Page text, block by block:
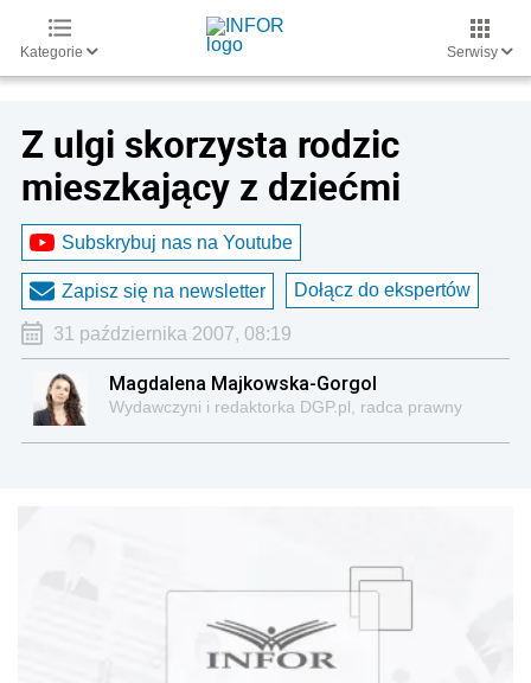
Kategorie Serwisy
Z ulgi skorzysta rodzic
mieszkający z dziećmi
Subskrybuj nas na Youtube
Zapisz się na newsletter Dołącz do ekspertów
31 października 2007, 08:19
Magdalena Majkowska-Gorgol
Wydawczyni i redaktorka DGP.pl, radca prawny